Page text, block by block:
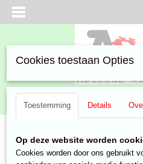
Inloggen Registreren
Home >Aanbiedingen>
electronica> Karaokesysteem
Cookies toestaan Opties
Toestemming Details
Op deze website worden
Cookies worden door ons gebruikt